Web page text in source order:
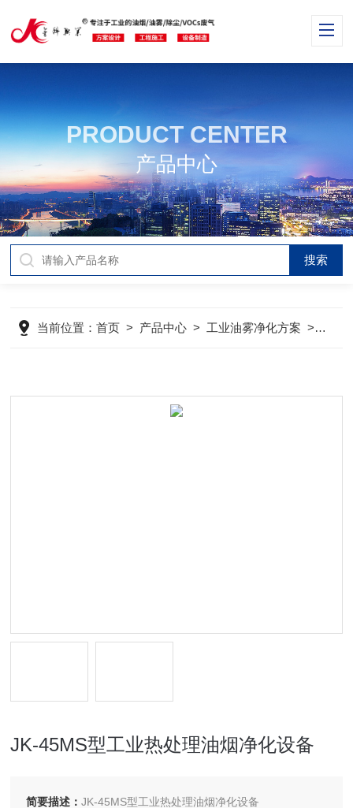
PRODUCT CENTER
产品中心
当前位置：首页 > 产品中心 > 工业油雾净化方案 > 工业
JK-45MS型工业热处理油烟净化设备
简要描述：JK-45MS型工业热处理油烟净化设备